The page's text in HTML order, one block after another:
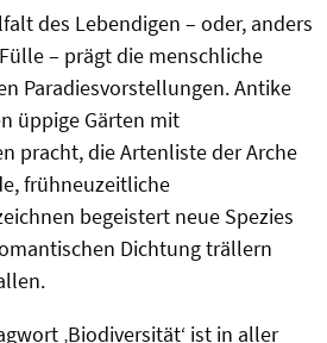
des Lebendigen – oder, anders
– prägt die menschliche
Paradiesvorstellungen. Antike
üppige Gärten mit
pracht, die Artenliste der Arche
frühneuzeitliche
begeistert neue Spezies
Dichtung trällern
‚Biodiversität‘ ist in aller